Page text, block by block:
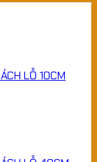
LỖ 10CM